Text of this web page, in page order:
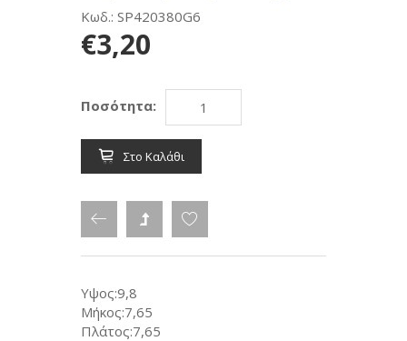
Κωδ.: SP420380G6
€3,20
Ποσότητα:
Στο Καλάθι
Υψος:9,8
Μήκος:7,65
Πλάτος:7,65